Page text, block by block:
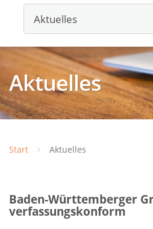
Aktuelles
Start Aktuelles
Baden-Württemberger
verfassungskonform